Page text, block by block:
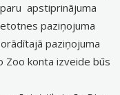
apstiprinājuma
paziņojuma
paziņojuma
Zoo konta izveide būs